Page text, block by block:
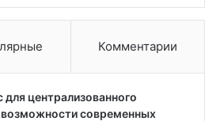
Комментарии
централизованного
современных